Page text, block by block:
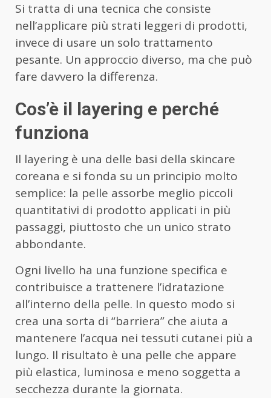
Si tratta di una tecnica che consiste
nell’applicare più strati leggeri di prodotti,
invece di usare un solo trattamento
pesante. Un approccio diverso, ma che può
fare davvero la differenza.
Cos’è il layering e perché
funziona
Il layering è una delle basi della skincare
coreana e si fonda su un principio molto
semplice: la pelle assorbe meglio piccoli
quantitativi di prodotto applicati in più
passaggi, piuttosto che un unico strato
abbondante.
Ogni livello ha una funzione specifica e
contribuisce a trattenere l’idratazione
all’interno della pelle. In questo modo si
crea una sorta di “barriera” che aiuta a
mantenere l’acqua nei tessuti cutanei più a
lungo. Il risultato è una pelle che appare
più elastica, luminosa e meno soggetta a
secchezza durante la giornata.